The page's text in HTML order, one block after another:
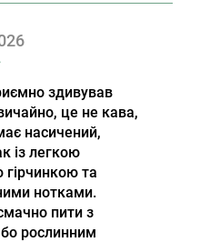
здивував
це не кава,
насичений,
із легкою
та
нотками.
пити з
рослинним